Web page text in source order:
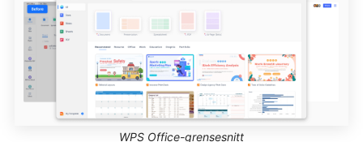
WPS Office-grensesnitt